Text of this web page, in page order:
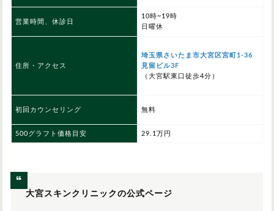
営業時間、休診日
10時~19時
日曜休
住所・アクセス
埼玉県さいたま市大宮区宮町1-36
見留ビル3F
（大宮駅東口徒歩4分）
初回カウンセリング 無料
500グラフト価格目安 29.1万円
大宮スキンクリニックの公式ページ